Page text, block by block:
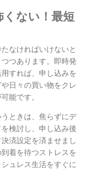
くない！最短
なければいけないと
つあります。即時発
すれば、申し込みを
日々の買い物をクレ
能です。
うときは、焦らずにデ
検討し、申し込み後
済設定を済ませまし
着を待つストレスを
ュレス生活をすぐに